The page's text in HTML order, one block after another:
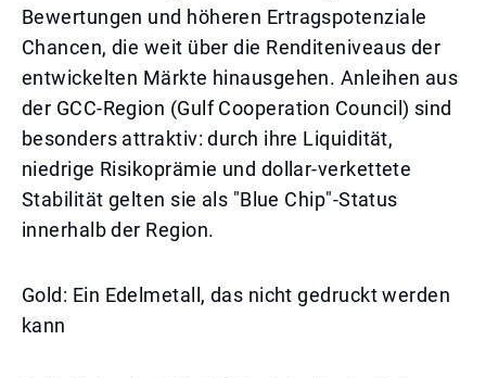
Bewertungen und höheren Ertragspotenziale
Chancen, die weit über die Renditeniveaus der
entwickelten Märkte hinausgehen. Anleihen aus
der GCC-Region (Gulf Cooperation Council) sind
besonders attraktiv: durch ihre Liquidität,
niedrige Risikoprämie und dollar-verkettete
Stabilität gelten sie als "Blue Chip"-Status
innerhalb der Region.
Gold: Ein Edelmetall, das nicht gedruckt werden
kann